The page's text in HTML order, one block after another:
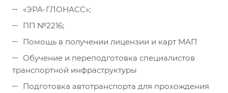
«ЭРА-ГЛОНАСС»;
ПП №2216;
Помощь в получении лицензии и карт МАП
Обучение и переподготовка специалистов
транспортной инфраструктуры
Подготовка автотранспорта для прохождения